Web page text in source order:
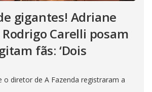
gigantes! Adriane
Carelli posam
fãs: ‘Dois
o diretor de A Fazenda registraram a